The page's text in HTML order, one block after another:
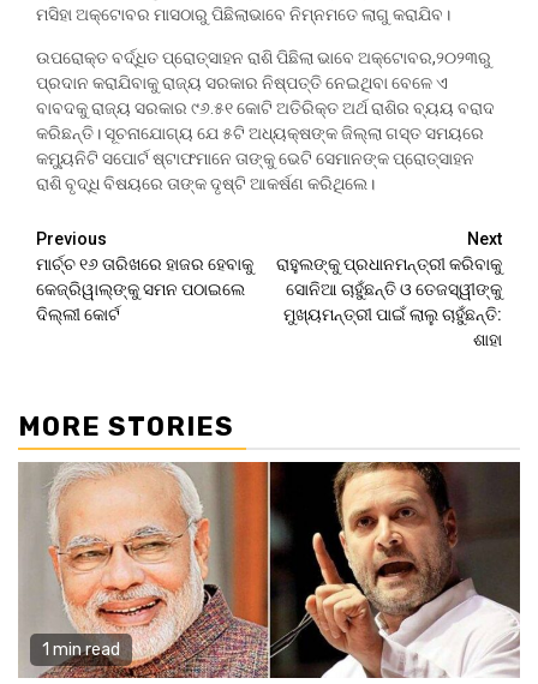
ମସିହା ଅକ୍ଟୋବର ମାସଠାରୁ ପିଛିଲାଭାବେ ନିମ୍ନମତେ ଲାଗୁ କରାଯିବ।
ଉପରୋକ୍ତ ବର୍ଦ୍ଧିତ ପ୍ରୋତ୍ସାହନ ରାଶି ପିଛିଲା ଭାବେ ଅକ୍ଟୋବର,୨୦୨୩ରୁ
ପ୍ରଦାନ କରାଯିବାକୁ ରାଜ୍ୟ ସରକାର ନିଷ୍ପତ୍ତି ନେଇଥିବା ବେଳେ ଏ
ବାବଦକୁ ରାଜ୍ୟ ସରକାର ୯୬.୫୧ କୋଟି ଅତିରିକ୍ତ ଅର୍ଥ ରାଶିର ବ୍ୟୟ ବରାଦ
କରିଛନ୍ତି। ସୂଚନାଯୋଗ୍ୟ ଯେ ୫ଟି ଅଧ୍ୟକ୍ଷଙ୍କ ଜିଲ୍ଲା ଗସ୍ତ ସମୟରେ
କମ୍ୟୁନିଟି ସପୋର୍ଟ ଷ୍ଟାଫମାନେ ତାଙ୍କୁ ଭେଟି ସେମାନଙ୍କ ପ୍ରୋତ୍ସାହନ
ରାଶି ବୃଦ୍ଧି ବିଷୟରେ ତାଙ୍କ ଦୃଷ୍ଟି ଆକର୍ଷଣ କରିଥିଲେ।
Continue
Reading
Previous
ମାର୍ଚ୍ଚ ୧୬ ତାରିଖରେ ହାଜର ହେବାକୁ
କେଜ୍ରିୱାଲ୍‌ଙ୍କୁ ସମନ ପଠାଇଲେ
ଦିଲ୍ଲୀ କୋର୍ଟ
Next
ରାହୁଲଙ୍କୁ ପ୍ରଧାନମନ୍ତ୍ରୀ କରିବାକୁ
ସୋନିଆ ଚାହୁଁଛନ୍ତି ଓ ତେଜସ୍ୱୀଙ୍କୁ
ମୁଖ୍ୟମନ୍ତ୍ରୀ ପାଇଁ ଲାଲୁ ଚାହୁଁଛନ୍ତି:
ଶାହା
MORE STORIES
1 min read